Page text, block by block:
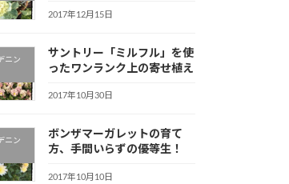
2017年12月15日
ニン
サントリー「ミルフル」を使
ったワンランク上の寄せ植え
2017年10月30日
ニン
ボンザマーガレットの育て
方、手間いらずの優等生！
2017年10月10日